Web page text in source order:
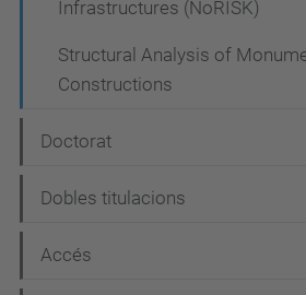
Infrastructures (NoRISK)
Structural Analysis of
Constructions
Doctorat
Dobles titulacions
Accés